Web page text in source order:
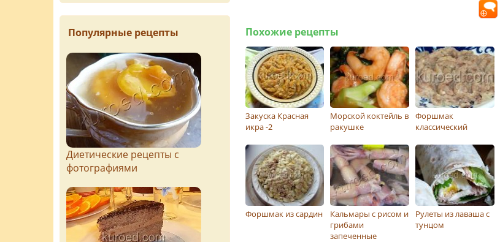
Похожие рецепты
Закуска Красная
икра -2
Морской коктейль в
ракушке
Форшмак
классический
Форшмак из сардин
Кальмары с рисом и
грибами
запеченные
Рулеты из лаваша с
тунцом
Популярные рецепты
Диетические рецепты с
фотографиями